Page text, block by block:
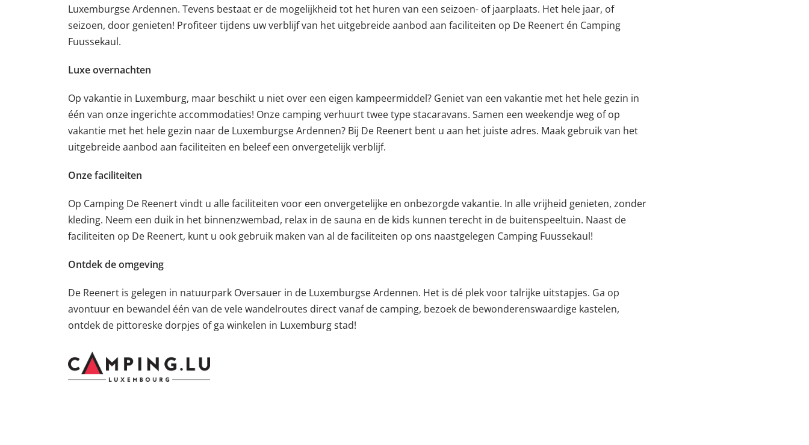
Luxemburgse Ardennen. Tevens bestaat er de mogelijkheid tot het huren van een seizoen- of jaarplaats. Het hele jaar, of
seizoen, door genieten! Profiteer tijdens uw verblijf van het uitgebreide aanbod aan faciliteiten op De Reenert én Camping
Fuussekaul.
Luxe overnachten
Op vakantie in Luxemburg, maar beschikt u niet over een eigen kampeermiddel? Geniet van een vakantie met het hele gezin in
één van onze ingerichte accommodaties! Onze camping verhuurt twee type stacaravans. Samen een weekendje weg of op
vakantie met het hele gezin naar de Luxemburgse Ardennen? Bij De Reenert bent u aan het juiste adres. Maak gebruik van het
uitgebreide aanbod aan faciliteiten en beleef een onvergetelijk verblijf.
Onze faciliteiten
Op Camping De Reenert vindt u alle faciliteiten voor een onvergetelijke en onbezorgde vakantie. In alle vrijheid genieten, zonder
kleding. Neem een duik in het binnenzwembad, relax in de sauna en de kids kunnen terecht in de buitenspeeltuin. Naast de
faciliteiten op De Reenert, kunt u ook gebruik maken van al de faciliteiten op ons naastgelegen Camping Fuussekaul!
Ontdek de omgeving
De Reenert is gelegen in natuurpark Oversauer in de Luxemburgse Ardennen. Het is dé plek voor talrijke uitstapjes. Ga op
avontuur en bewandel één van de vele wandelroutes direct vanaf de camping, bezoek de bewonderenswaardige kastelen,
ontdek de pittoreske dorpjes of ga winkelen in Luxemburg stad!